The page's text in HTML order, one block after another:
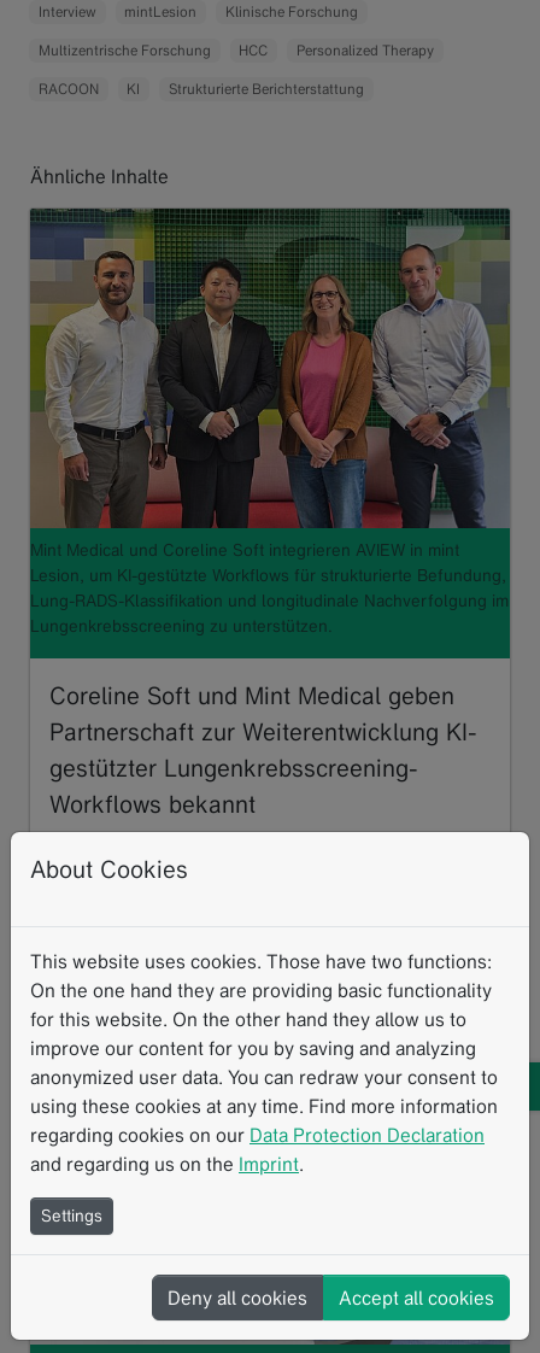
Interview mintLesion Klinische Forschung
Multizentrische Forschung HCC Personalized Therapy
RACOON KI Strukturierte Berichterstattung
Ähnliche Inhalte
Mint Medical und Coreline Soft integrieren AVIEW in mint
Lesion, um KI-gestützte Workflows für strukturierte Befundung,
Lung-RADS-Klassifikation und longitudinale Nachverfolgung im
Lungenkrebsscreening zu unterstützen.
Coreline Soft und Mint Medical geben
Partnerschaft zur Weiterentwicklung KI-
gestützter Lungenkrebsscreening-
Workflows bekannt
Coreline Soft und Mint Medical geben heute ihre
Workflows im Lungenkrebsscreening bekannt.
Der…
Read more
About Cookies
This website uses cookies. Those have two functions:
On the one hand they are providing basic functionality
for this website. On the other hand they allow us to
improve our content for you by saving and analyzing
anonymized user data. You can redraw your consent to
using these cookies at any time. Find more information
regarding cookies on our Data Protection Declaration
and regarding us on the Imprint.
Settings
Deny all cookies Accept all cookies